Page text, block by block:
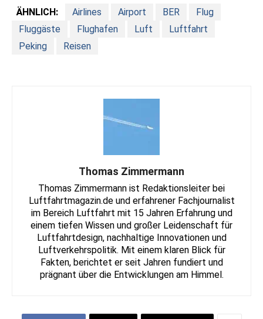
ÄHNLICH: Airlines Airport BER
Flug
Fluggäste
Flughafen Luft
Luftfahrt
Peking
Reisen
Thomas Zimmermann
Thomas Zimmermann ist Redaktionsleiter bei
Luftfahrtmagazin.de und erfahrener Fachjournalist
im Bereich Luftfahrt mit 15 Jahren Erfahrung und
einem tiefen Wissen und großer Leidenschaft für
Luftfahrtdesign, nachhaltige Innovationen und
Luftverkehrspolitik. Mit einem klaren Blick für
Fakten, berichtet er seit Jahren fundiert und
prägnant über die Entwicklungen am Himmel.